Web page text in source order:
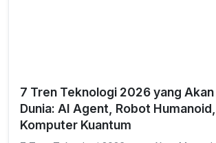
7 Tren Teknologi 2026 yang
Dunia: AI Agent, Robot
Komputer Kuantum